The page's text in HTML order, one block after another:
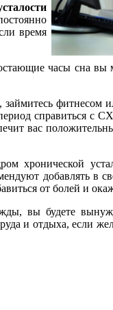
время
часы сна
фитнесом
справиться с
вас
хронической
добавлять в
от болей и
вы будете
и отдыха, если